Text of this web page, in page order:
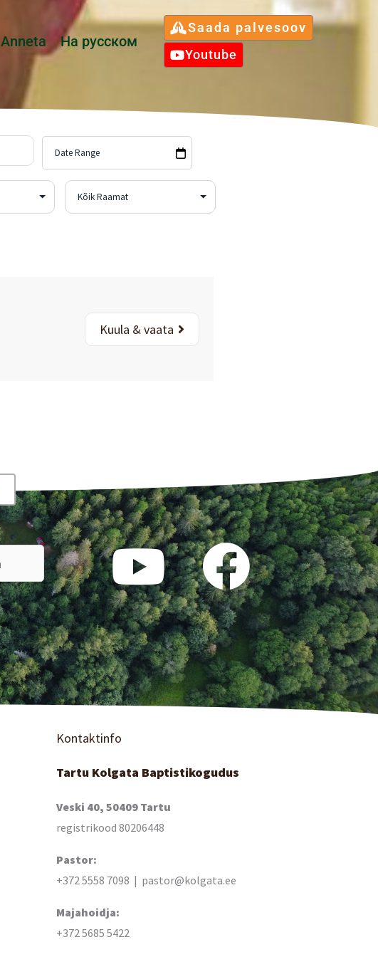
Anneta Hа русском
Youtube
Saada palvesoov
Kuula & vaata
Kontaktinfo
Tartu Kolgata Baptistikogudus
Veski 40, 50409 Tartu
registrikood 80206448
Pastor:
+372 5558 7098 | pastor@kolgata.ee
Majahoidja:
+372 5685 5422